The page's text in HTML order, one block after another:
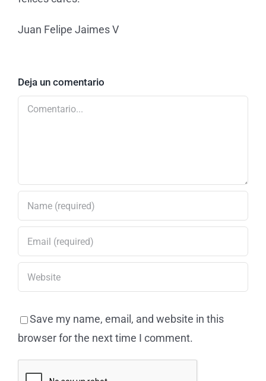
Juan Felipe Jaimes V
Deja un comentario
Comentario
Save my name, email, and website in this
browser for the next time I comment.